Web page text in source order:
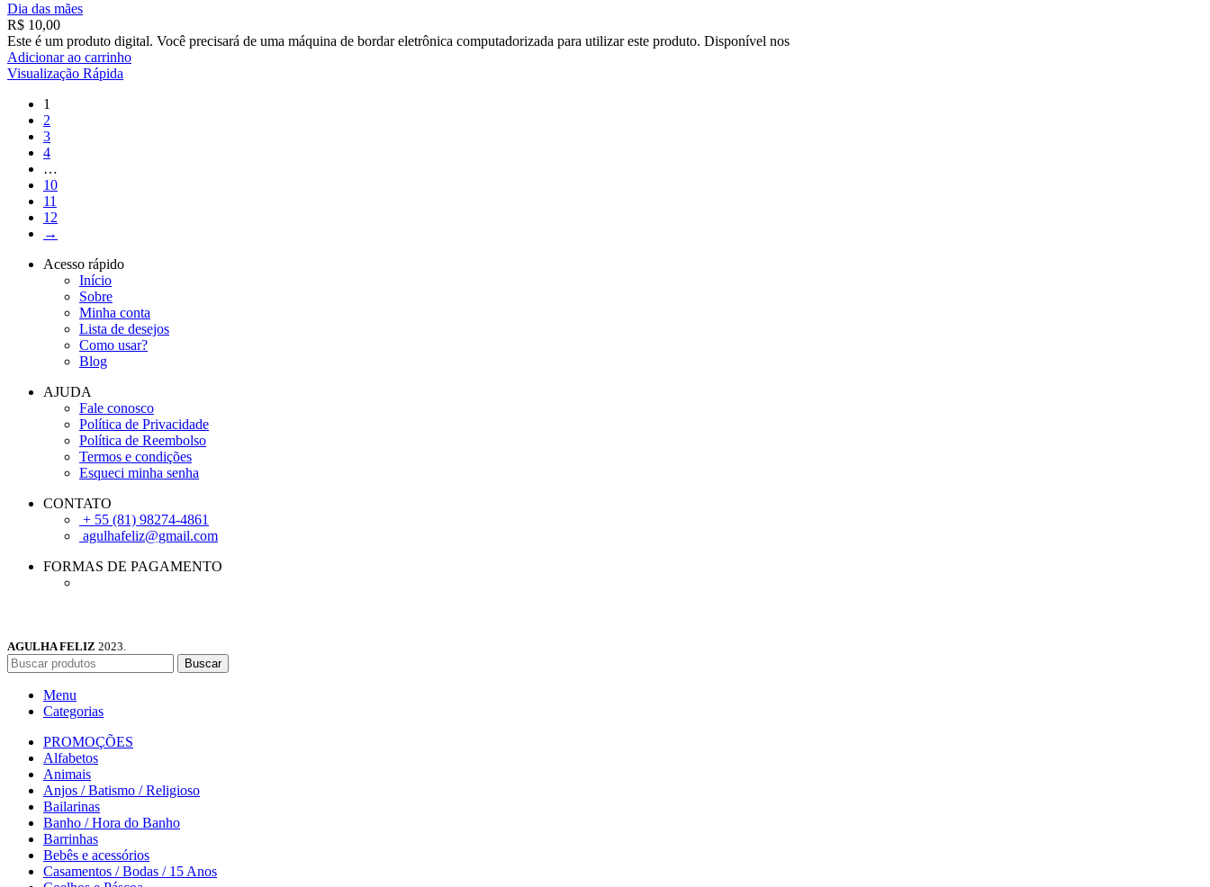
Dia das mães
R$ 10,00
Este é um produto digital. Você precisará de uma máquina de bordar eletrônica computadorizada para utilizar este produto. Disponível nos
Adicionar ao carrinho
Visualização Rápida
1
2
3
4
…
10
11
12
→
Acesso rápido
Início
Sobre
Minha conta
Lista de desejos
Como usar?
Blog
AJUDA
Fale conosco
Política de Privacidade
Política de Reembolso
Termos e condições
Esqueci minha senha
CONTATO
+ 55 (81) 98274-4861
agulhafeliz@gmail.com
FORMAS DE PAGAMENTO
AGULHA FELIZ 2023.
Buscar
Menu
Categorias
PROMOÇÕES
Alfabetos
Animais
Anjos / Batismo / Religioso
Bailarinas
Banho / Hora do Banho
Barrinhas
Bebês e acessórios
Casamentos / Bodas / 15 Anos